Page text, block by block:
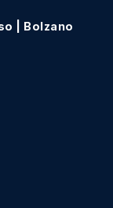
Bolzano